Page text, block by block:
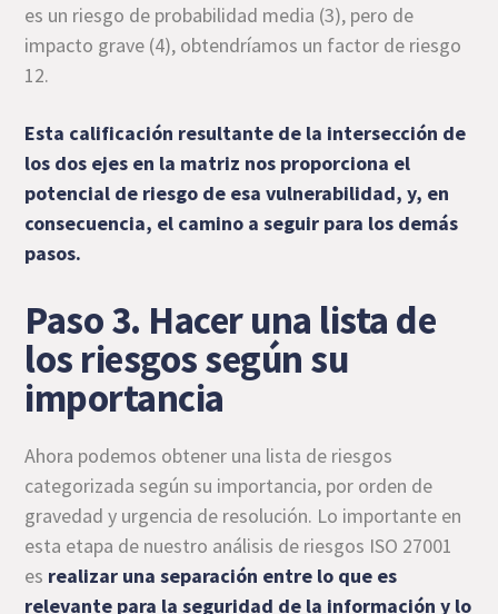
es un riesgo de probabilidad media (3), pero de
impacto grave (4), obtendríamos un factor de riesgo
12.
Esta calificación resultante de la intersección de
los dos ejes en la matriz nos proporciona el
potencial de riesgo de esa vulnerabilidad, y, en
consecuencia, el camino a seguir para los demás
pasos.
Paso 3. Hacer una lista de
los riesgos según su
importancia
Ahora podemos obtener una lista de riesgos
categorizada según su importancia, por orden de
gravedad y urgencia de resolución. Lo importante en
esta etapa de nuestro análisis de riesgos ISO 27001
es realizar una separación entre lo que es
relevante para la seguridad de la información y lo